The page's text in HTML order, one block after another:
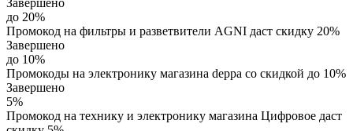
до 20%
Промокод на фильтры и разветвители AGNI даст скидку 20%
Завершено
до 10%
Промокоды на электронику магазина deppa со скидкой до 10%
Завершено
5%
Промокод на технику и электронику магазина Цифровое даст